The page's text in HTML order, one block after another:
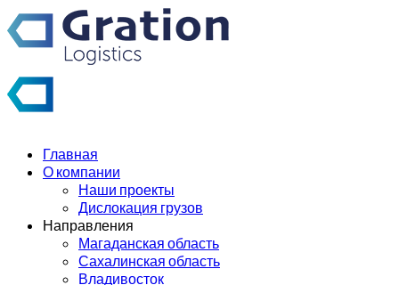
Главная
О компании
Наши проекты
Дислокация грузов
Направления
Магаданская область
Сахалинская область
Владивосток